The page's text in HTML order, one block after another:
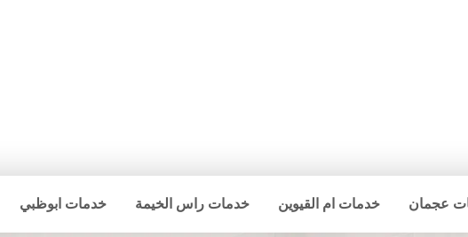
عجمان خدمات ام القيوين خدمات راس الخيمة خدمات ابوظبي